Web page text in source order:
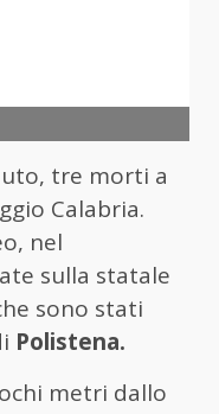
tre morti a
Calabria.
nel
sulla statale
sono stati
Polistena.
metri dallo